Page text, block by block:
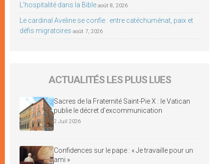
L’hospitalité dans la Bible août 8, 2026
Le cardinal Aveline se confie : entre catéchuménat, paix et
défis migratoires août 7, 2026
ACTUALITÉS LES PLUS LUES
Sacres de la Fraternité Saint-Pie X : le Vatican
publie le décret d’excommunication
2 Juil 2026
Confidences sur le pape : « Je travaille pour un
ami »